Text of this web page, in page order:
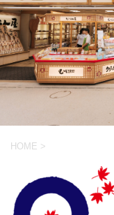
HOME >